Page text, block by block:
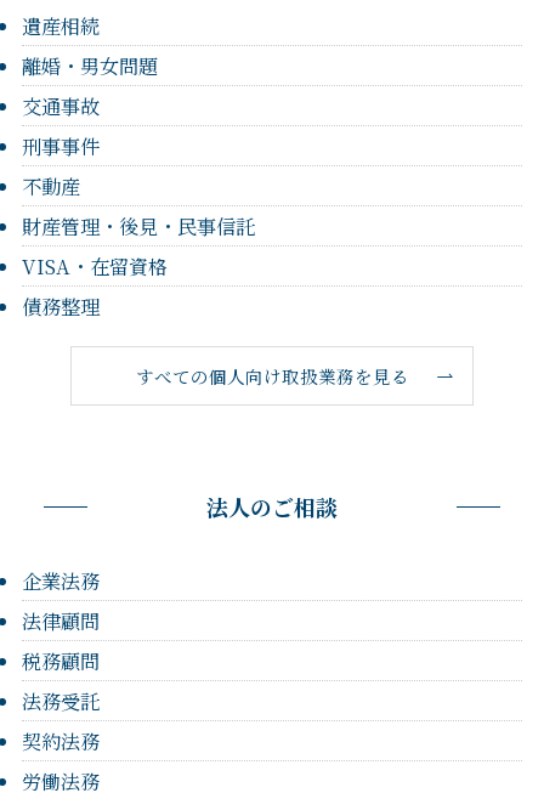
遺産相続
離婚・男女問題
交通事故
刑事事件
不動産
財産管理・後見・民事信託
VISA・在留資格
債務整理
すべての個人向け取扱業務を見る
法人のご相談
企業法務
法律顧問
税務顧問
法務受託
契約法務
労働法務